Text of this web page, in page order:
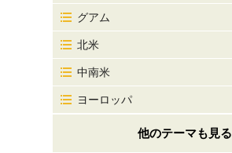
グアム
北米
中南米
ヨーロッパ
他のテーマも見る